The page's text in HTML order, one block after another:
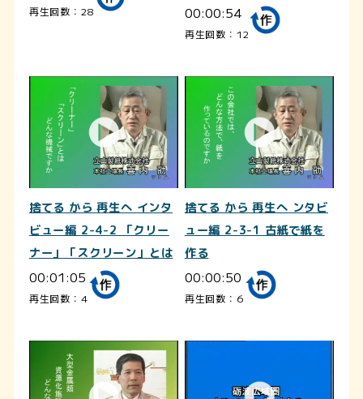
再生回数：28 00:00:54
再生回数：12
捨てる から 再生へ インタ
ビュー編 2-4-2 「クリー
ナー」「スクリーン」とは
00:01:05
再生回数：4
捨てる から 再生へ ンタビ
ュー編 2-3-1 古紙で紙を
作る
00:00:50
再生回数：6